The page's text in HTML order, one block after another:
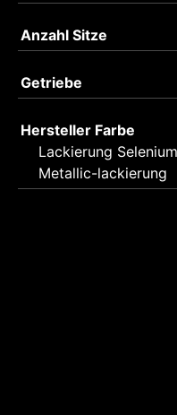
Anzahl Sitze
Getriebe
Hersteller Farbe
Lackierung
Metallic-lackierung